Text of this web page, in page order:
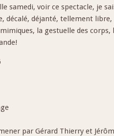
samedi, voir ce spectacle, je
décalé, déjanté, tellement
la gestuelle des
par Gérard Thierry et